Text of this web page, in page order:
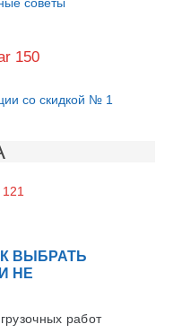
со скидкой № 1
ВЫБРАТЬ
НЕ
работ